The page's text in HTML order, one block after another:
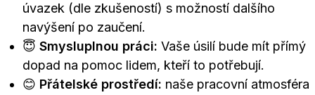
úvazek (dle zkušeností) s možností dalšího
navýšení po zaučení.
😇 Smysluplnou práci: Vaše úsilí bude mít přímý
dopad na pomoc lidem, kteří to potřebují.
😊 Přátelské prostředí: naše pracovní atmosféra